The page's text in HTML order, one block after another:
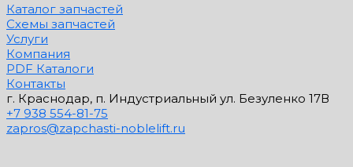
Каталог запчастей
Схемы запчастей
Услуги
Компания
PDF Каталоги
Контакты
г. Краснодар, п. Индустриальный ул. Безуленко 17В
+7 938 554-81-75
zapros@zapchasti-noblelift.ru